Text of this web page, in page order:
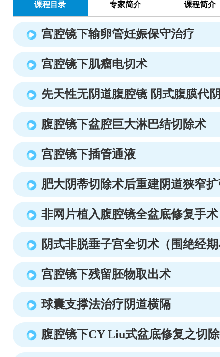
课程目录 专家简介 课程简介
宫腔镜下输卵管妊娠保守治疗
宫腔镜下肌瘤电切术
先天性无阴道腹腔镜 阴式腹膜代
腹腔镜下盆腔巨大淋巴结切除术
宫腔镜下插管通液
肥大阴蒂切除术后重建阴道狭窄
非网片植入腹腔镜全盆底修复手术
阴式非脱垂子宫全切术（围绝经
宫腔镜下残留胚物取出术
球囊支撑法治疗阴道横隔
腹腔镜下CY Liu式盆底修复之切